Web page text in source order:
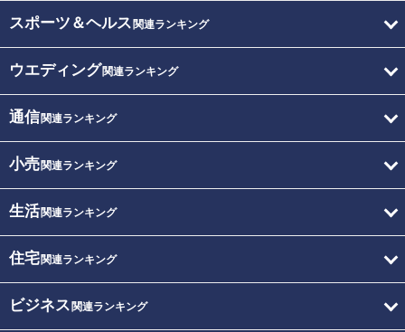
スポーツ＆ヘルス 関連ランキング
ウエディング関連ランキング
通信関連ランキング
小売関連ランキング
生活関連ランキング
住宅関連ランキング
ビジネス 関連ランキング